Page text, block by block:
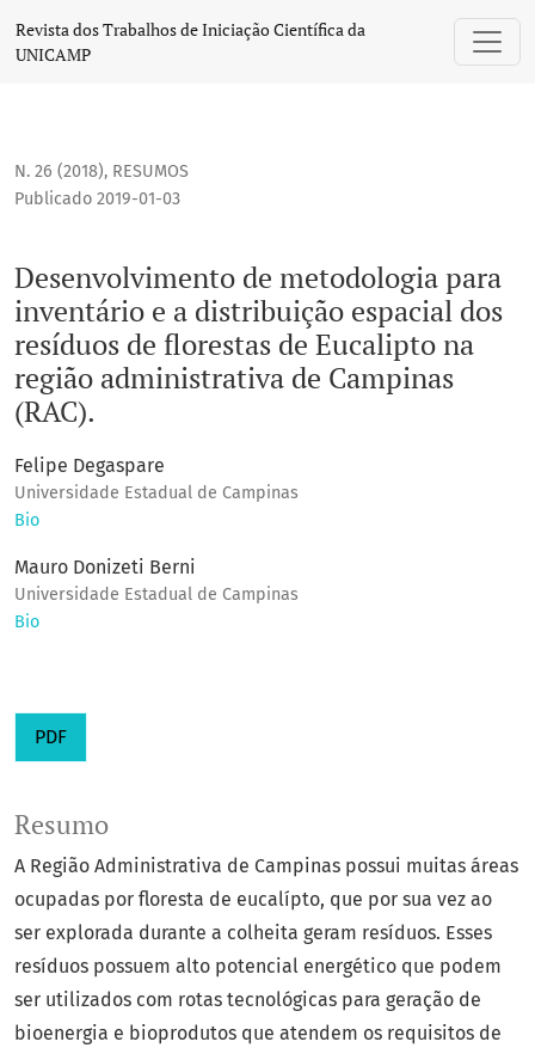
Desenvolvimento de metodologia para inventário e a
Revista dos Trabalhos de Iniciação Científica da
UNICAMP
N. 26 (2018), RESUMOS
Desenvolvimento de metodologia para
inventário e a distribuição espacial dos
resíduos de florestas de Eucalipto na
região administrativa de Campinas
(RAC).
Publicado 2019-01-03
Felipe Degaspare
Universidade Estadual de Campinas
Bio
Mauro Donizeti Berni
Universidade Estadual de Campinas
Bio
PDF
Resumo
A Região Administrativa de Campinas possui muitas áreas
ocupadas por floresta de eucalípto, que por sua vez ao
ser explorada durante a colheita geram resíduos. Esses
resíduos possuem alto potencial energético que podem
ser utilizados com rotas tecnológicas para geração de
bioenergia e bioprodutos que atendem os requisitos de